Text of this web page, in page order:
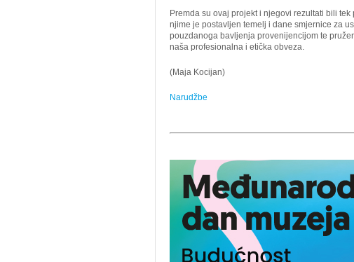
Premda su ovaj projekt i njegovi rezultati bili
njime je postavljen temelj i dane smjernice za
pouzdanoga bavljenja provenijencijom te
naša profesionalna i etička obveza.
(Maja Kocijan)
Narudžbe